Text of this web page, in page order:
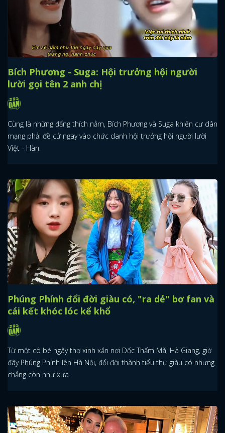
Bích Phương - Suga: Hội trưởng hội người
lười gọi tên 2 anh chị
Cùng là những đấng thích nằm, Bích Phương và Suga khiến cư dân
mạng phải đề cử ngay vào chức danh hội trưởng hội người lười
Việt - Hàn.
Phúng Phính đổi đời giàu có, "ra dẻ" bơ fan và
cái kết khóc lóc kể khổ
Từ một cô bé ngây thơ xinh xắn nơi Dốc Thẩm Mã, Hà Giang, giờ
đây Phúng Phính lên Hà Nội, đổi đời thành tiểu thư giàu có nhưng
chẳng còn như xưa.